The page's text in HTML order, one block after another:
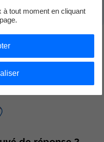
votre réponse ?
nous
tout moment en cliquant